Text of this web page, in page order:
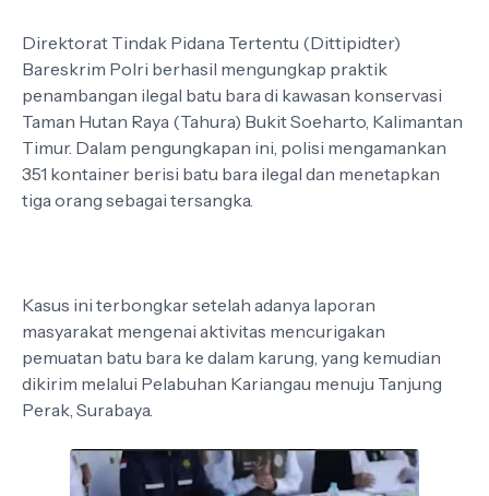
Direktorat Tindak Pidana Tertentu (Dittipidter)
Bareskrim Polri berhasil mengungkap praktik
penambangan ilegal batu bara di kawasan konservasi
Taman Hutan Raya (Tahura) Bukit Soeharto, Kalimantan
Timur. Dalam pengungkapan ini, polisi mengamankan
351 kontainer berisi batu bara ilegal dan menetapkan
tiga orang sebagai tersangka.
Kasus ini terbongkar setelah adanya laporan
masyarakat mengenai aktivitas mencurigakan
pemuatan batu bara ke dalam karung, yang kemudian
dikirim melalui Pelabuhan Kariangau menuju Tanjung
Perak, Surabaya.